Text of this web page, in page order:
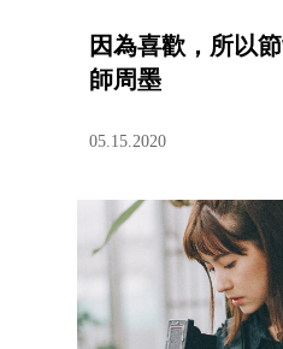
因為喜歡，所以
師周墨
05.15.2020